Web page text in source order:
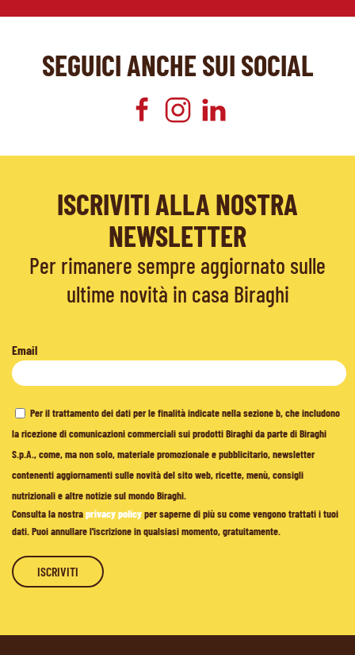
SEGUICI ANCHE SUI SOCIAL
ISCRIVITI ALLA NOSTRA
NEWSLETTER
Per rimanere sempre aggiornato sulle
ultime novità in casa Biraghi
Email
Per il trattamento dei dati per le finalità indicate nella sezione b, che includono
la ricezione di comunicazioni commerciali sui prodotti Biraghi da parte di Biraghi
S.p.A., come, ma non solo, materiale promozionale e pubblicitario, newsletter
contenenti aggiornamenti sulle novità del sito web, ricette, menù, consigli
nutrizionali e altre notizie sul mondo Biraghi.
Consulta la nostraprivacy policyper saperne di più su come vengono trattati i tuoi
dati. Puoi annullare l'iscrizione in qualsiasi momento, gratuitamente.